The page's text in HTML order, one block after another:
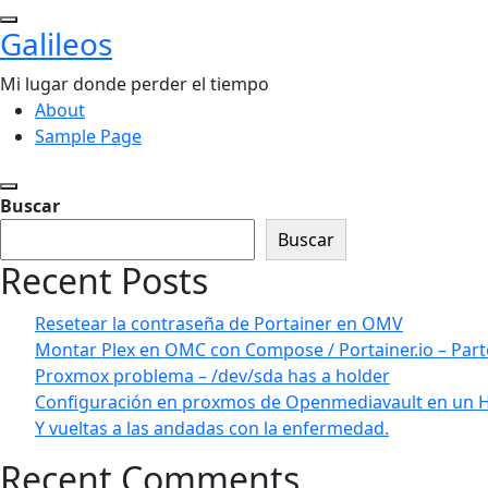
Saltar
al
contenido
Galileos
Mi lugar donde perder el tiempo
About
Sample Page
Buscar
Buscar
Recent Posts
Resetear la contraseña de Portainer en OMV
Montar Plex en OMC con Compose / Portainer.io –
Proxmox problema – /dev/sda has a holder
Configuración en proxmos de Openmediavault en un
Y vueltas a las andadas con la enfermedad.